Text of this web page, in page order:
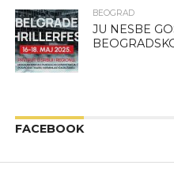
BEOGRAD
JU NESBE
FACEBOOK